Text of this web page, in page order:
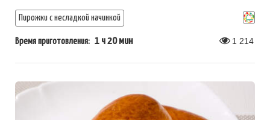
Пирожки с несладкой начинкой
Время приготовления: 1 ч 20 мин 1 214